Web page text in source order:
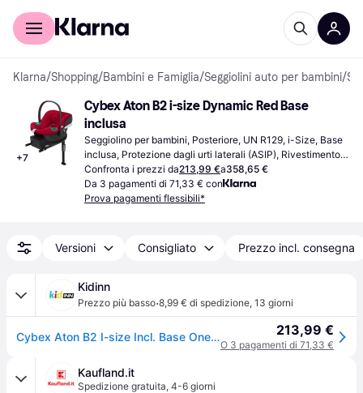
Per il tuo shopping
Klarna/Shopping/Bambini e Famiglia/Seggiolini auto per bambini/
+7
Cybex Aton B2 i-size Dynamic Red Base
inclusa
Seggiolino per bambini, Posteriore, UN R129, i-Size, Base
inclusa, Protezione dagli urti laterali (ASIP), Rivestimento
lavabile, Maniglia di trasporto, Poggiatesta regolabile,
Riduttore per seggiolino neonato incluso
Confronta i prezzi da213,99 €a358,65 €
Da 3 pagamenti di 71,33 € con
Prova pagamenti flessibili*
Versioni Consigliato Prezzo incl. consegna
Kidinn
Prezzo più basso·8,99 € di spedizione, 13 giorni
Cybex Aton B2 I-size Incl. Base One Car Seat Rosso Bambini 213,99 €
O 3 pagamenti di 71,33 €
Kaufland.it
Spedizione gratuita, 4-6 giorni